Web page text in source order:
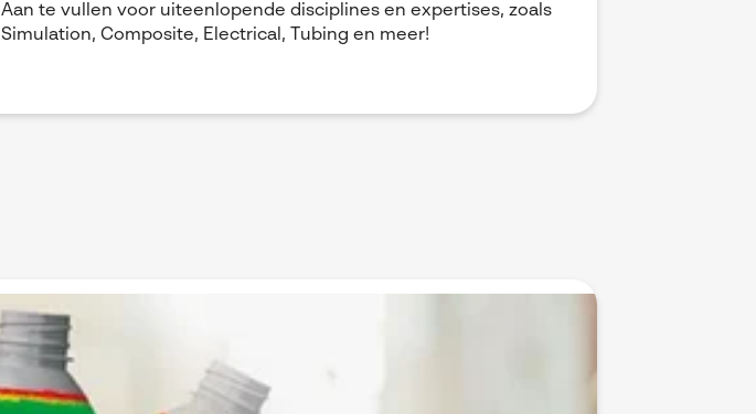
Aan te vullen voor uiteenlopende disciplines en expertises, zoals
Simulation, Composite, Electrical, Tubing en meer!